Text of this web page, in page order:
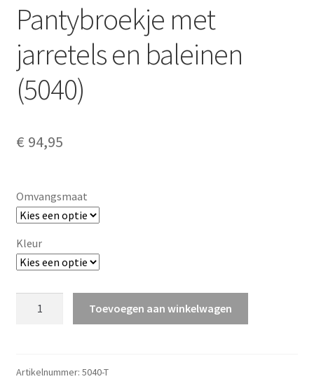
Pantybroekje met
jarretels en baleinen
(5040)
€ 94,95
Omvangsmaat
Kleur
baleinen
Toevoegen aan winkelwagen
Artikelnummer: 5040-T